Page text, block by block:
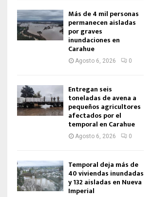
Más de 4 mil personas
permanecen aisladas
por graves
inundaciones en
Carahue
Agosto 6, 2026 0
Entregan seis
toneladas de avena a
pequeños agricultores
afectados por el
temporal en Carahue
Agosto 6, 2026 0
Temporal deja más de
40 viviendas inundadas
y 132 aisladas en Nueva
Imperial